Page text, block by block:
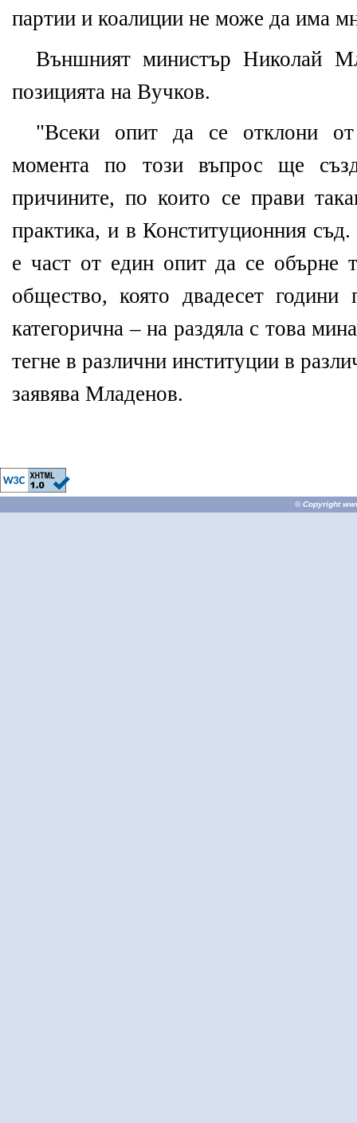
партии и коалиции не може да има
Външният министър Николай
позицията на Вучков.
"Всеки опит да се отклони от
момента по този въпрос ще
причините, по които се прави
практика, и в Конституционния
е част от един опит да се обърне
общество, която двадесет
категорична – на раздяла с това
тегне в различни институции в
заявява Младенов.
© Copyright